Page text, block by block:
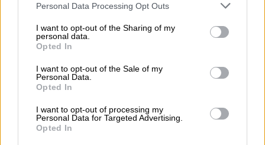
Personal Data Processing Opt Outs
I want to opt-out of the Sharing of my
personal data.
Opted In
I want to opt-out of the Sale of my
Personal Data.
Opted In
I want to opt-out of processing my
Personal Data for Targeted Advertising.
Opted In
España y Alemania coinciden en la
necesidad urgente de reformar el
mercado eléctrico
OPINIONES DIVERSAS